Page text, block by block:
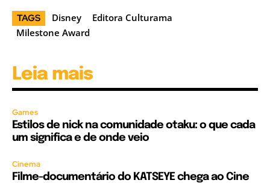
TAGS Disney
Editora Culturama
Milestone Award
Leia mais
Games
Estilos de nick na comunidade otaku: o que cada
um significa e de onde veio
Cinema
Filme-documentário do KATSEYE chega ao Cine